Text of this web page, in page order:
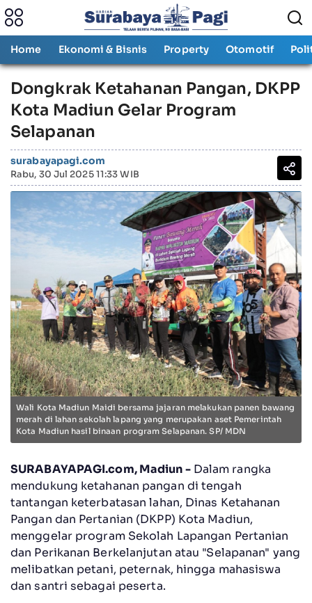
Home Ekonomi & Bisnis Property Otomotif
Dongkrak Ketahanan Pangan, DKPP
Kota Madiun Gelar Program
Selapanan
surabayapagi.com
Rabu, 30 Jul 2025 11:33 WIB
Wali Kota Madiun Maidi bersama jajaran melakukan panen bawang
merah di lahan sekolah lapang yang merupakan aset Pemerintah
Kota Madiun hasil binaan program Selapanan. SP/ MDN
SURABAYAPAGI.com, Madiun -Dalam rangka
mendukung ketahanan pangan di tengah
tantangan keterbatasan lahan, Dinas Ketahanan
Pangan dan Pertanian (DKPP) Kota Madiun,
menggelar program Sekolah Lapangan Pertanian
dan Perikanan Berkelanjutan atau "Selapanan" yang
melibatkan petani, peternak, hingga mahasiswa
dan santri sebagai peserta.